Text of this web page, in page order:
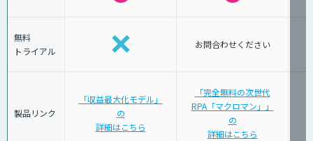
無料
トライアル
お問合わせください
製品リンク
「収益最大化モデル」
の
詳細はこちら
「完全無料の次世代
RPA「マクロマン」」
の
詳細はこちら